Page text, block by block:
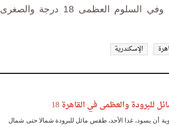
العظمى 24 درجة والصغرى 17 درجة، وفي السلوم العظمى 18 درجة والصغرى
الإسكندرية
للبرودة والعظمى في القاهرة 18
أن يسود، غدا الأحد، طقس مائل للبرودة شمالا حتى شمال